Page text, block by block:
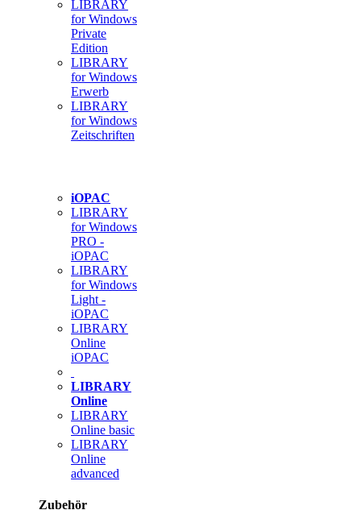
LIBRARY
for Windows
Private
Edition
LIBRARY
for Windows
Erwerb
LIBRARY
for Windows
Zeitschriften
iOPAC
LIBRARY
for Windows
PRO -
iOPAC
LIBRARY
for Windows
Light -
iOPAC
LIBRARY
Online
iOPAC
LIBRARY
Online
LIBRARY
Online basic
LIBRARY
Online
advanced
Zubehör